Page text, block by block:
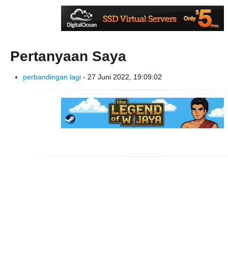
Pertanyaan Saya
perbandingan lagi - 27 Juni 2022, 19:09:02